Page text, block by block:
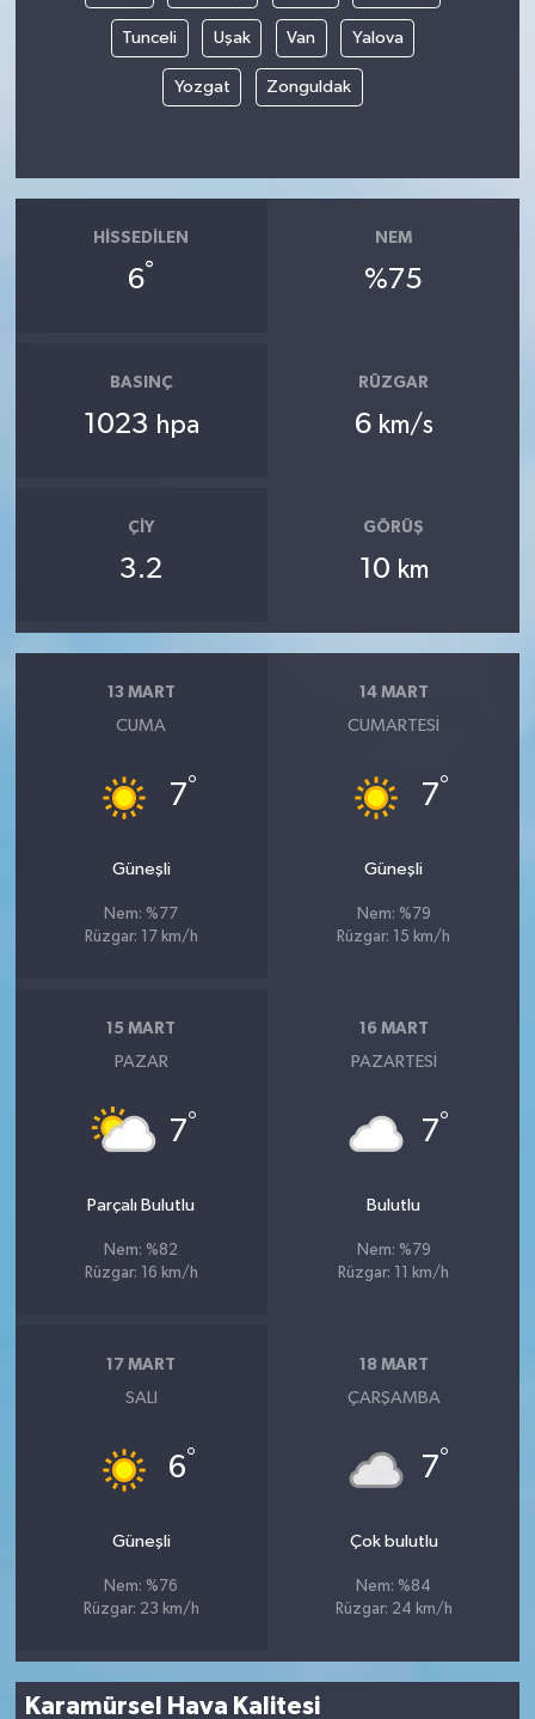
Tunceli Uşak Van Yalova
Yozgat Zonguldak
HISSEDILEN
6°
NEM
%75
BASINÇ
1023 hpa
RÜZGAR
6 km/s
ÇIY
3.2
GÖRÜŞ
10 km
13 MART
CUMA
7°
Güneşli
Nem: %77
Rüzgar: 17 km/h
14 MART
CUMARTESI
7°
Güneşli
Nem: %79
Rüzgar: 15 km/h
15 MART
PAZAR
7°
Parçalı Bulutlu
Nem: %82
Rüzgar: 16 km/h
16 MART
PAZARTESI
7°
Bulutlu
Nem: %79
Rüzgar: 11 km/h
17 MART
SALI
6°
Güneşli
Nem: %76
Rüzgar: 23 km/h
18 MART
ÇARŞAMBA
7°
Çok bulutlu
Nem: %84
Rüzgar: 24 km/h
Karamürsel Hava Kalitesi